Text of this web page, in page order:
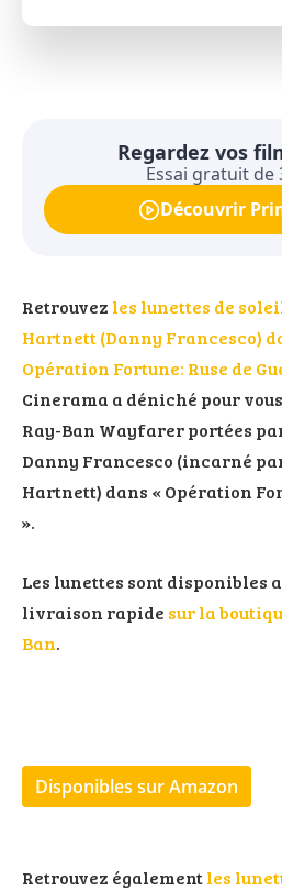
Regardez vos
Essai gratuit de
Découvrir
Retrouvez les lunettes de
Hartnett (Danny Francesco)
Opération Fortune: Ruse de
Cinerama a déniché pour
Ray-Ban Wayfarer portées
Danny Francesco (incarné
Hartnett) dans « Opération
».
Les lunettes sont disponibles
livraison rapide sur la
Ban.
Disponibles sur Amazon
Retrouvez égalementles